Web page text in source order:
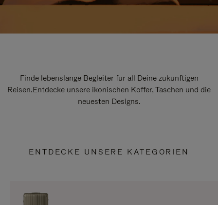
Finde lebenslange Begleiter für all Deine zukünftigen
Reisen.Entdecke unsere ikonischen Koffer, Taschen und die
neuesten Designs.
ENTDECKE UNSERE KATEGORIEN